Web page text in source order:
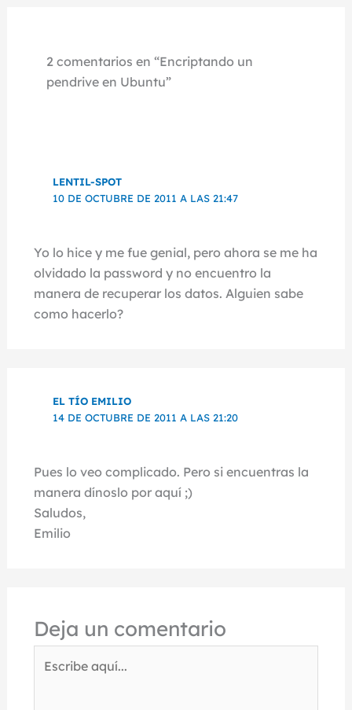
2 comentarios en “Encriptando un
pendrive en Ubuntu”
LENTIL-SPOT
10 DE OCTUBRE DE 2011 A LAS 21:47
Yo lo hice y me fue genial, pero ahora se me ha
olvidado la password y no encuentro la
manera de recuperar los datos. Alguien sabe
como hacerlo?
EL TÍO EMILIO
14 DE OCTUBRE DE 2011 A LAS 21:20
Pues lo veo complicado. Pero si encuentras la
manera dínoslo por aquí ;)
Saludos,
Emilio
Deja un comentario
aquí...